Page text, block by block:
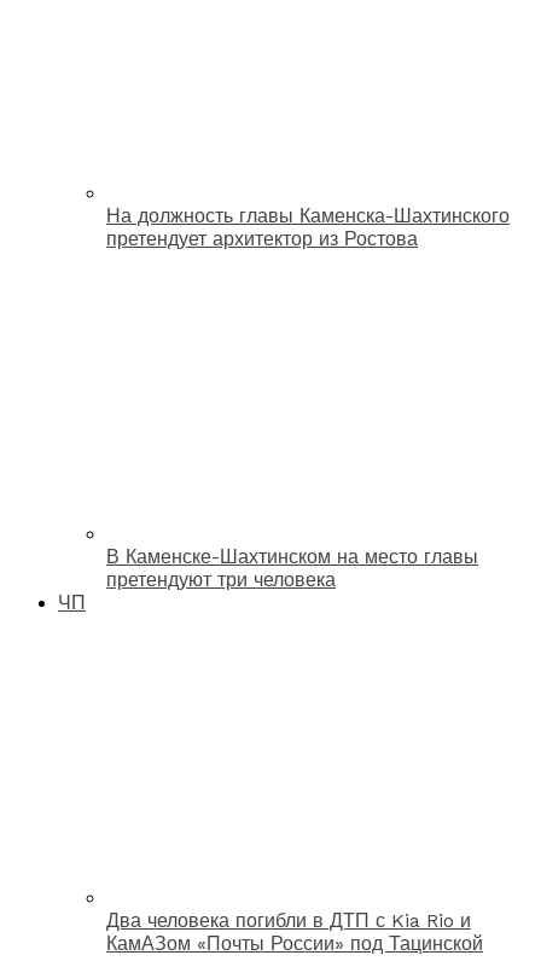
На должность главы Каменска-Шахтинского
претендует архитектор из Ростова
В Каменске-Шахтинском на место главы
претендуют три человека
ЧП
Два человека погибли в ДТП с Kia Rio и
КамАЗом «Почты России» под Тацинской